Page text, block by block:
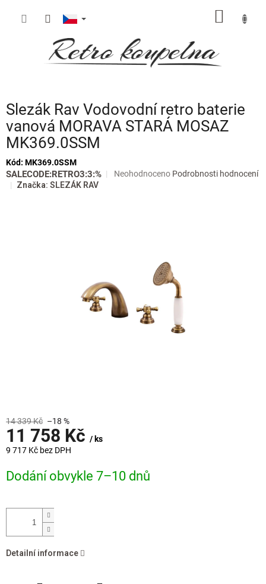
Slezák Rav Vodovodní retro baterie
vanová MORAVA STARÁ MOSAZ
MK369.0SSM
Kód: MK369.0SSM
SALECODE:RETRO3:3:%
Průměrné
Neohodnoceno Podrobnosti hodnocení
Značka: SLEZÁK RAV
14 339 Kč –18 %
11 758 Kč / ks
9 717 Kč bez DPH
cena:
Dodání obvykle 7–10 dnů
Detailní informace